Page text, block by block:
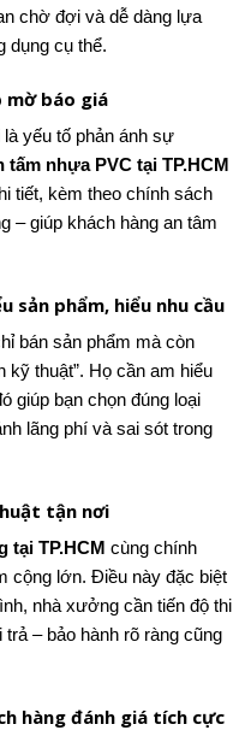
chờ đợi và dễ dàng lựa
dụng cụ thể.
mờ báo giá
yếu tố phản ánh sự
tấm nhựa PVC tại TP.HCM
tiết, kèm theo chính sách
– giúp khách hàng an tâm
sản phẩm, hiểu nhu cầu
bán sản phẩm mà còn
thuật”. Họ cần am hiểu
giúp bạn chọn đúng loại
lãng phí và sai sót trong
tận nơi
tại TP.HCM cùng chính
cộng lớn. Điều này đặc biệt
nhà xưởng cần tiến độ thi
– bảo hành rõ ràng cũng
hàng đánh giá tích cực